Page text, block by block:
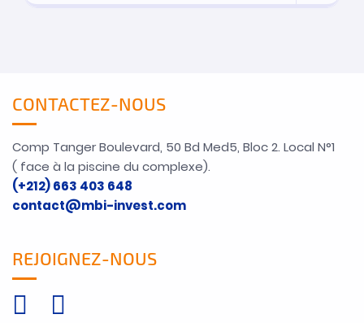
CONTACTEZ-NOUS
Comp Tanger Boulevard, 50 Bd Med5, Bloc 2. Local N°1
( face à la piscine du complexe).
(+212) 663 403 648
contact@mbi-invest.com
REJOIGNEZ-NOUS